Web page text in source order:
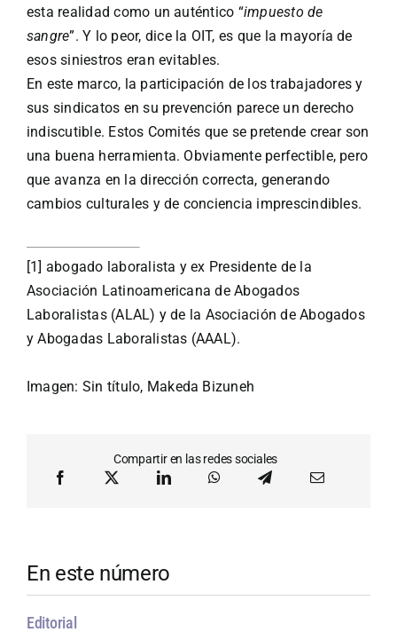
esta realidad como un auténtico “impuesto de
sangre”. Y lo peor, dice la OIT, es que la mayoría de
esos siniestros eran evitables.
En este marco, la participación de los trabajadores y
sus sindicatos en su prevención parece un derecho
indiscutible. Estos Comités que se pretende crear son
una buena herramienta. Obviamente perfectible, pero
que avanza en la dirección correcta, generando
cambios culturales y de conciencia imprescindibles.
[1] abogado laboralista y ex Presidente de la
Asociación Latinoamericana de Abogados
Laboralistas (ALAL) y de la Asociación de Abogados
y Abogadas Laboralistas (AAAL).
Imagen: Sin título, Makeda Bizuneh
Compartir en las redes sociales
En este número
Editorial